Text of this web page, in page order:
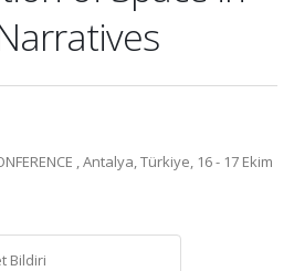
, Antalya, Türkiye, 16 - 17 Ekim
Bildiri